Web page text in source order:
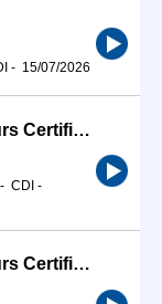
- 15/07/2026
Directeur de Supermarché - Parcours Certifiant (H/F)
- CDI -
Directeur de Supermarché - Parcours Certifiant (H/F)